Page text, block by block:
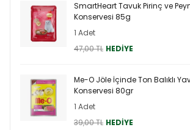
SmartHeart Tavuk Pirinç ve
Konservesi 85g
1 Adet
47,00 TL HEDİYE
Me-O Jöle İçinde Ton Balıklı
Konservesi 80gr
1 Adet
39,00 TL HEDİYE